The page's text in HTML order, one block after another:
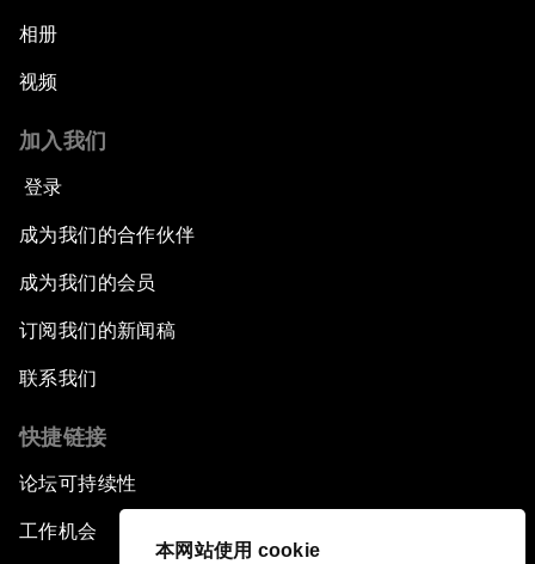
本网站使用 cookie
相册
视频
加入我们
登录
成为我们的合作伙伴
成为我们的会员
订阅我们的新闻稿
联系我们
快捷链接
论坛可持续性
工作机会